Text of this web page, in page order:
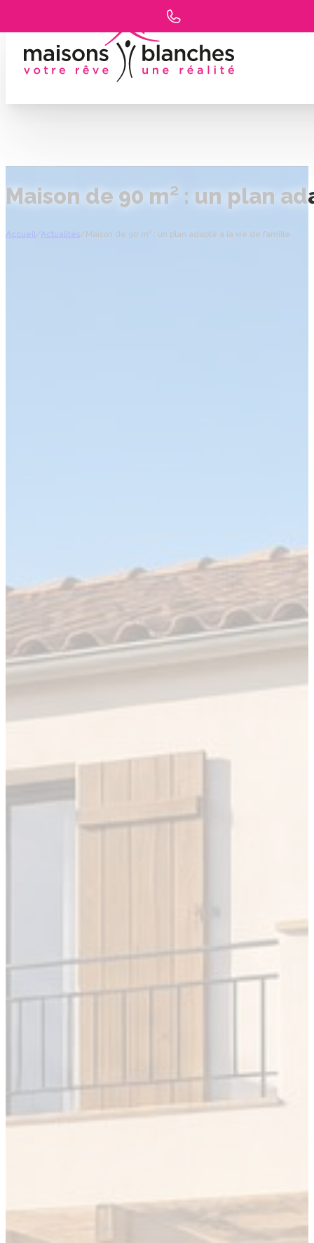
Maison de 90 m² : un plan
Accueil/Actualités/Maison de 90 m² : un plan adapté à la vie de famille